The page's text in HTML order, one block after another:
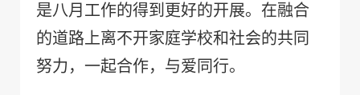
是八月工作的得到更好的开展。在融合
的道路上离不开家庭学校和社会的共同
努力，一起合作，与爱同行。